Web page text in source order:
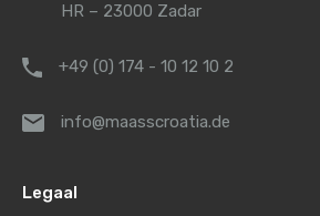
HR – 23000 Zadar
+49 (0) 174 - 10 12 10 2
info@maasscroatia.de
Legaal